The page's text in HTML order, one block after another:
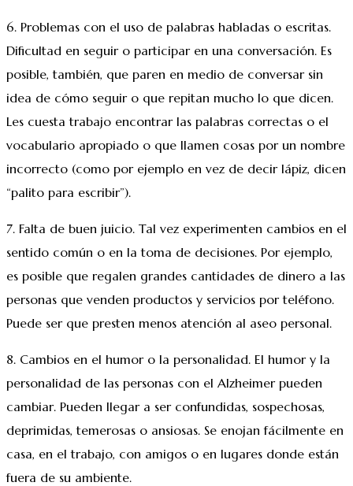
6. Problemas con el uso de palabras habladas o escritas.
Dificultad en seguir o participar en una conversación. Es
posible, también, que paren en medio de conversar sin
idea de cómo seguir o que repitan mucho lo que dicen.
Les cuesta trabajo encontrar las palabras correctas o el
vocabulario apropiado o que llamen cosas por un nombre
incorrecto (como por ejemplo en vez de decir lápiz, dicen
“palito para escribir”).
7. Falta de buen juicio. Tal vez experimenten cambios en el
sentido común o en la toma de decisiones. Por ejemplo,
es posible que regalen grandes cantidades de dinero a las
personas que venden productos y servicios por teléfono.
Puede ser que presten menos atención al aseo personal.
8. Cambios en el humor o la personalidad. El humor y la
personalidad de las personas con el Alzheimer pueden
cambiar. Pueden llegar a ser confundidas, sospechosas,
deprimidas, temerosas o ansiosas. Se enojan fácilmente en
casa, en el trabajo, con amigos o en lugares donde están
fuera de su ambiente.